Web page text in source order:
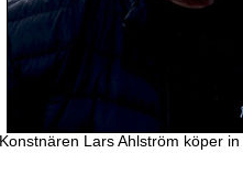
Konstnären Lars Ahlström köper